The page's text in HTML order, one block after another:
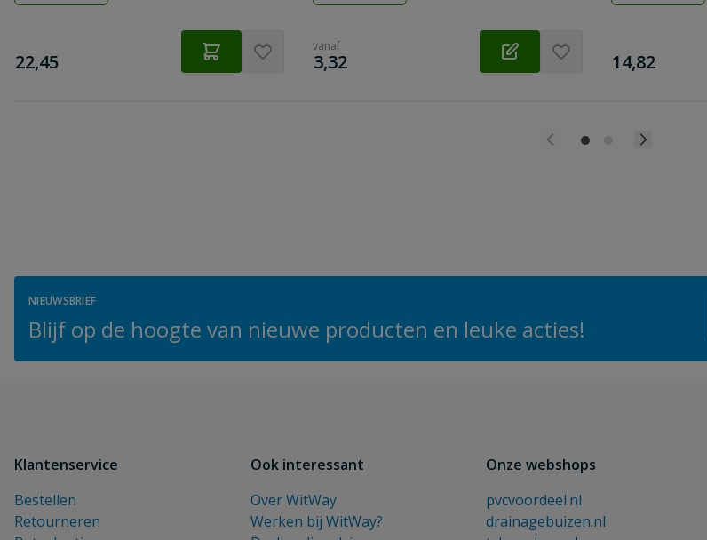
€
22,45
vanaf
€
3,32 €
14,82
NIEUWSBRIEF
Blijf op de hoogte van nieuwe producten en leuke acties!
Klantenservice
Bestellen
Retourneren
Ook interessant
Over WitWay
Werken bij WitWay?
Onze webshops
pvcvoordeel.nl
drainagebuizen.nl